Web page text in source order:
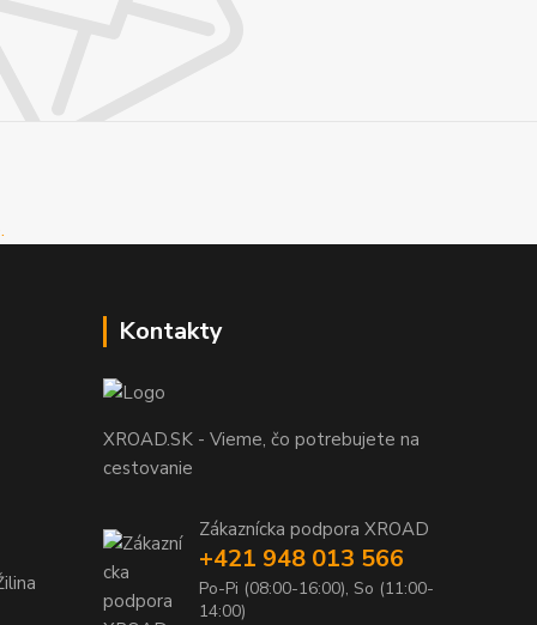
Kontakty
XROAD.SK - Vieme, čo potrebujete na
cestovanie
Zákaznícka podpora XROAD
+421 948 013 566
Po-Pi (08:00-16:00), So (11:00-
14:00)